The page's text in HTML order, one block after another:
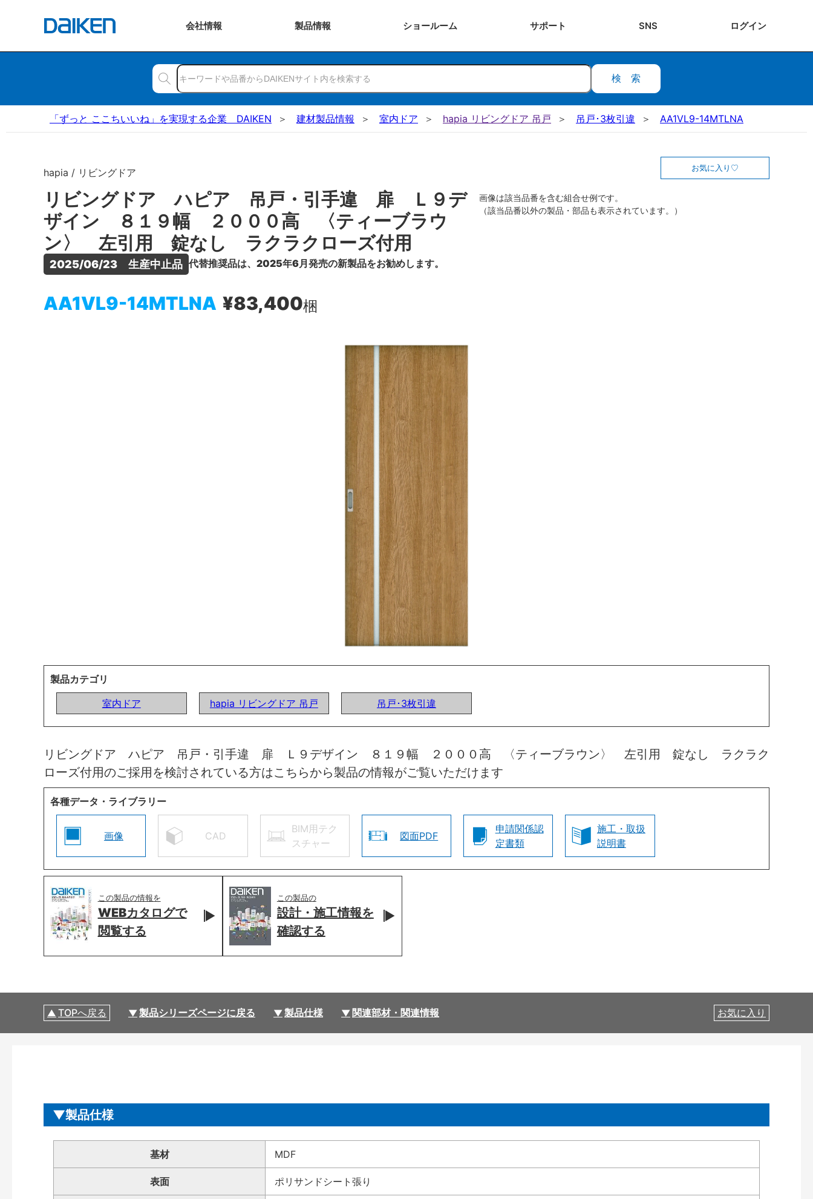
会社情報 製品情報 ショールーム サポート SNS ログイン
検索
「ずっと ここちいいね」を実現する企業 DAIKEN 建材製品情報 室内ドア hapia リビングドア 吊戸 吊戸･3枚引違 AA1VL9-14MTLNA
hapia / リビングドア
リビングドア ハピア 吊戸・引手違 扉 Ｌ９デ
ザイン ８１９幅 ２０００高 〈ティーブラウ
ン〉 左引用 錠なし ラクラクローズ付用
2025/06/23　生産中止品 代替推奨品は、2025年6月発売の新製品をお勧めします。
AA1VL9-14MTLNA ¥83,400梱
お気に入り
画像は該当品番を含む組合せ例です。
（該当品番以外の製品・部品も表示されています。）
製品カテゴリ
室内ドア
hapia リビングドア 吊戸 吊戸･3枚引違
リビングドア ハピア 吊戸・引手違 扉 Ｌ９デザイン ８１９幅 ２０００高 〈ティーブラウン〉 左引用 錠なし ラクラク
ローズ付用のご採用を検討されている方はこちらから製品の情報がご覧いただけます
各種データ・ライブラリー
画像 CAD
BIM用テク
スチャー
図面PDF
申請関係認
定書類
施工・取扱
説明書
この製品の情報を
WEBカタログで
閲覧する
この製品の
設計・施工情報を
確認する
TOPへ戻る 製品シリーズページに戻る 製品仕様 関連部材・関連情報 お気に入り
製品仕様
基材 MDF
表面 ポリサンドシート張り